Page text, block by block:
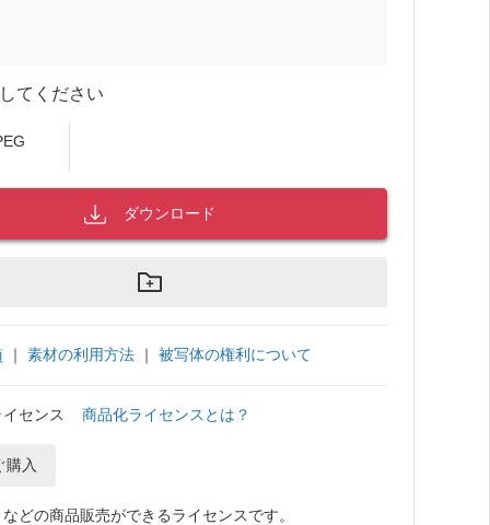
てください
ダウンロード
｜ 素材の利用方法 ｜ 被写体の権利について
センス 商品化ライセンスとは？
購入
どの商品販売ができるライセンスです。